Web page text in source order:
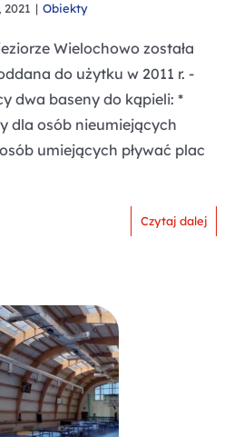
2021 | Obiekty
Wielochowo została
do użytku w 2011 r. -
dwa baseny do kąpieli: *
dla osób nieumiejących
umiejących pływać plac
Czytaj dalej